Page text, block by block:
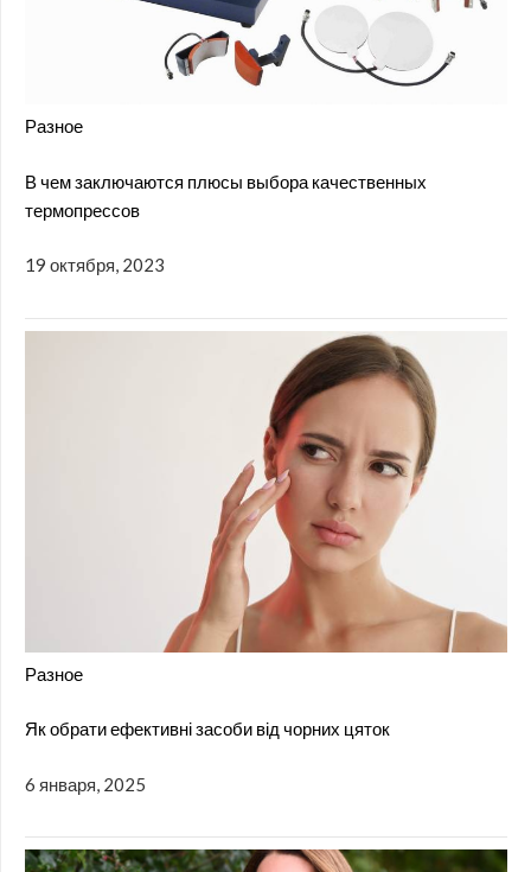
Разное
В чем заключаются плюсы выбора качественных
термопрессов
19 октября, 2023
Разное
Як обрати ефективні засоби від чорних цяток
6 января, 2025